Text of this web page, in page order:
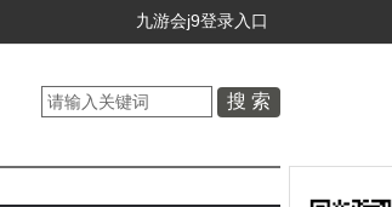
九游会j9登录入口